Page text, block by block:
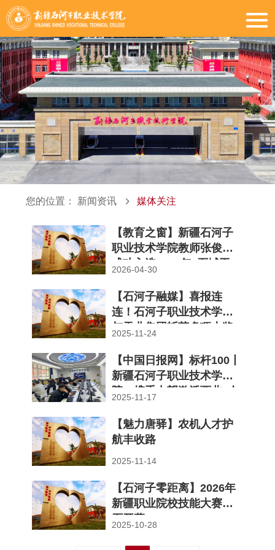
您的位置： 新闻资讯 媒体关注
【教育之窗】新疆石河子
职业技术学院教师张俊祖
成功入选2026年“石城工
2026-04-30
【石河子融媒】喜报连
连！石河子职业技术学院
与天业集团斩获多项大奖
2025-11-24
【中国日报网】标杆100丨
新疆石河子职业技术学
院：携手中望激活西北“人
2025-11-17
【魅力唐驿】农机人才护
航丰收路
2025-11-14
【石河子零距离】2026年
新疆职业院校技能大赛在
石开幕
2025-10-28